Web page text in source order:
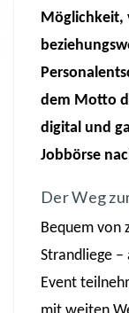
Möglichkeit,
dem Motto
digital und
Jobbörse
Der Weg
Bequem von
Strandliege –
Event